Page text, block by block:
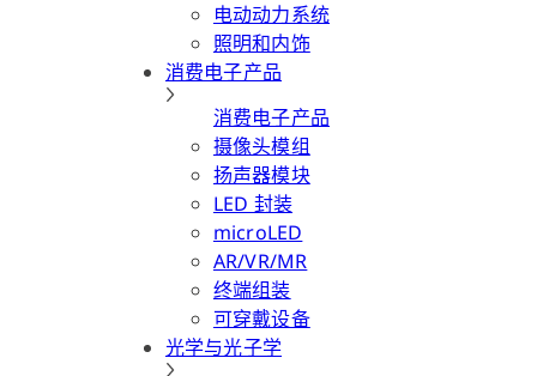
电动动力系统
照明和内饰
消费电子产品
消费电子产品
摄像头模组
扬声器模块
LED 封装
microLED
AR/VR/MR
终端组装
可穿戴设备
光学与光子学